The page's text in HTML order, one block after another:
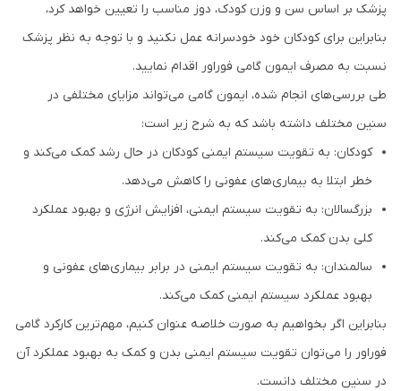
پزشک بر اساس سن و وزن کودک، دوز مناسب را تعیین خواهد کرد،
بنابراین برای کودکان خود خودسرانه عمل نکنید و با توجه به نظر پزشک
نسبت به مصرف ایمون گامی فوراور اقدام نمایید.
طی بررسی‌های انجام شده، ایمون گامی می‌تواند مزایای مختلفی در
سنین مختلف داشته باشد که به شرح زیر است:
کودکان: به تقویت سیستم ایمنی کودکان در حال رشد کمک می‌کند و
خطر ابتلا به بیماری‌های عفونی را کاهش می‌دهد.
بزرگسالان: به تقویت سیستم ایمنی، افزایش انرژی و بهبود عملکرد
کلی بدن کمک می‌کند.
سالمندان: به تقویت سیستم ایمنی در برابر بیماری‌های عفونی و
بهبود عملکرد سیستم ایمنی کمک می‌کند.
بنابراین اگر بخواهیم به صورت خلاصه عنوان کنیم، مهم‌ترین کارکرد گامی
فوراور را می‌توان تقویت سیستم ایمنی بدن و کمک به بهبود عملکرد آن
در سنین مختلف دانست.